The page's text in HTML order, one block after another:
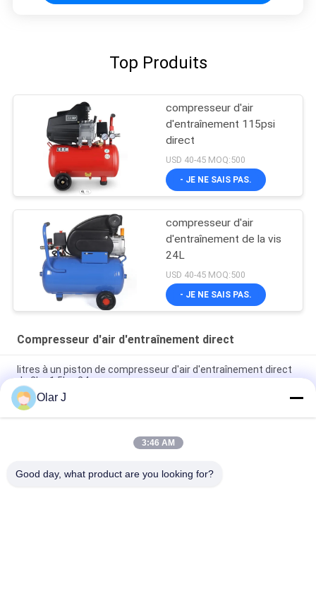
Top Produits
compresseur d'air
d'entraînement 115psi
direct
USD 40-45 MOQ:500
- JE NE SAIS PAS.
compresseur d'air
d'entraînement de la vis
24L
USD 40-45 MOQ:500
- JE NE SAIS PAS.
Compresseur d'air d'entraînement direct
litres à un piston de compresseur d'air d'entraînement direct
de 2hp 1.5kw 24
24 compresseurs de l'air 2800Rpm à piston électriques de
litre avec le réservoir
minute portative à C.A. 24L 0.206m3 de compresseur d'air
Olar J
3:46 AM
Good day, what product are you looking for?